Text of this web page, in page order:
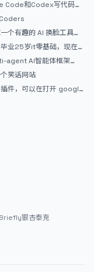
Code和Codex写代码真
App怎么挣钱还是很难啊
个有趣的 AI 换脸工具，
业25岁it零基础，现在想
师，有什么好的建议吗，
agent AI智能体框架
，欢迎大家贡献代码
笑话网站
件，可以在打开 google
银杏泰克